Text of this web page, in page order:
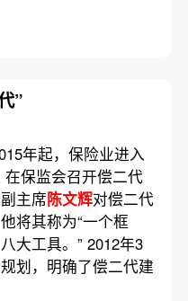
”
年起，保险业进入
在保监会召开偿二代
主席陈文辉对偿二代
将其称为“一个框
大工具。” 2012年3
划，明确了偿二代建